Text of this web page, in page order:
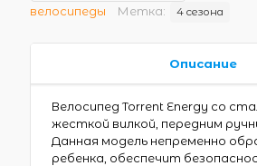
велосипеды
Метка: 4 сезона
Описание
Велосипед Torrent Energy со
жесткой вилкой, передним
Данная модель непременно
ребенка, обеспечит